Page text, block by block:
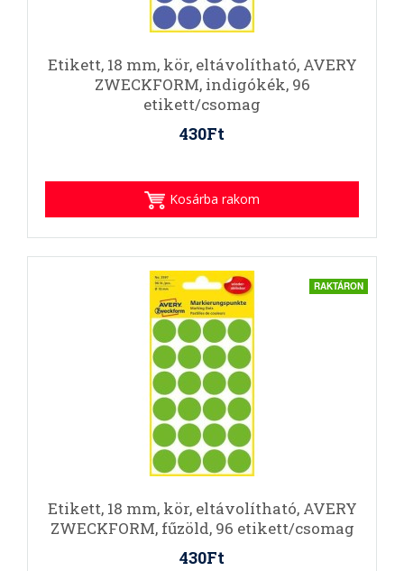
Etikett, 18 mm, kör, eltávolítható, AVERY
ZWECKFORM, indigókék, 96
etikett/csomag
430Ft
Kosárba rakom
RAKTÁRON
Etikett, 18 mm, kör, eltávolítható, AVERY
ZWECKFORM, fűzöld, 96 etikett/csomag
430Ft